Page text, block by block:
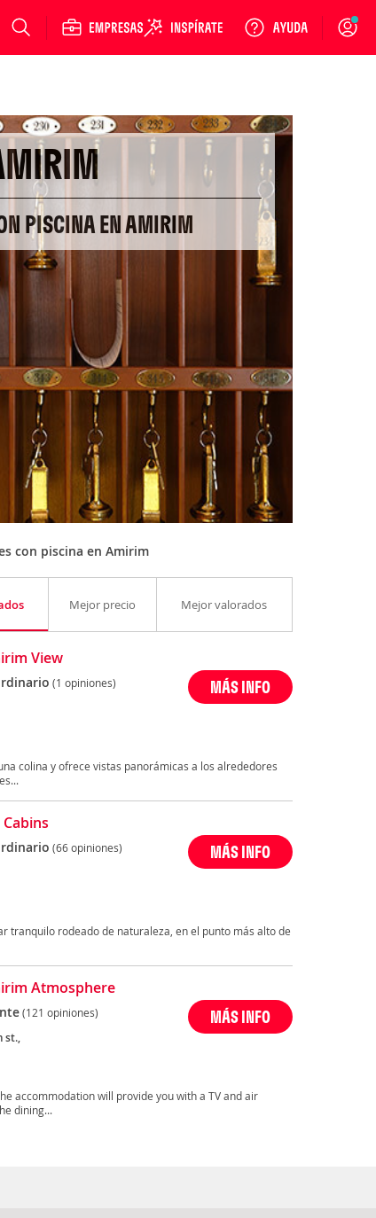
Login
PISCINA EN AMIRIM
con piscina en Amirim
Mejor precio Mejor valorados
View
(1 opiniones) MÁS INFO
colina y ofrece vistas panorámicas a los alrededores
(66 opiniones) MÁS INFO
tranquilo rodeado de naturaleza, en el punto más alto de
Atmosphere
(121 opiniones)
st.,
MÁS INFO
accommodation will provide you with a TV and air
dining...